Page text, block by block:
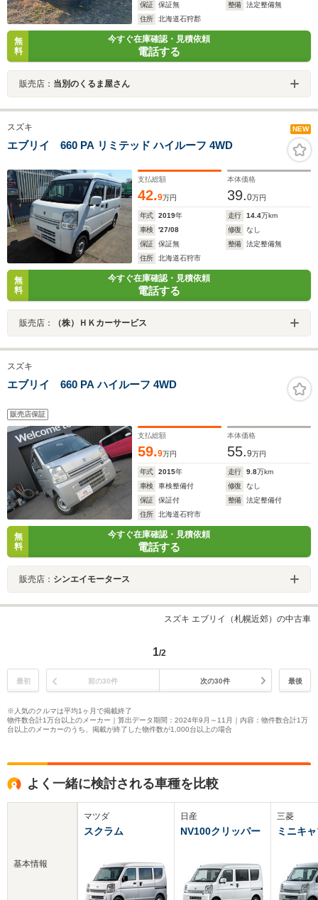
保証
保証無 整備
法定整備無
住所
北海道石狩郡
無
料
今すぐ在庫確認・見積依頼
電話する
販売店： 当別のくるま屋さん
スズキ NEW
エブリイ 660 PA リミテッド ハイルーフ 4WD
支払総額
42.9万円
本体価格
39.0万円
年式 2019年 走行 14.4万km
車検
'27/08 修復
なし
保証
保証無 整備
法定整備無
住所
北海道石狩市
無
料
今すぐ在庫確認・見積依頼
電話する
販売店： （株）ＨＫカーサービス
スズキ
エブリイ 660 PA ハイルーフ 4WD
販売店保証
支払総額
59.9万円
本体価格
55.9万円
年式 2015年 走行 9.8万km
車検
車検整備付 修復
なし
保証
保証付 整備
法定整備付
住所
北海道石狩市
無
料
今すぐ在庫確認・見積依頼
電話する
販売店： シンエイモータース
スズキ エブリイ（札幌近郊）の中古車
1/2
最初 前の30件 次の30件 最後
※人気のクルマは平均1ヶ月で掲載終了
物件数合計1万台以上のメーカー｜算出データ期間：2024年9月～11月｜内容：物件数合計1万
台以上のメーカーのうち、掲載が終了した物件数が1,000台以上の場合
よく一緒に検討される車種を比較
基本情報
マツダ
スクラム
日産
NV100クリッパー
三菱
ミニキ